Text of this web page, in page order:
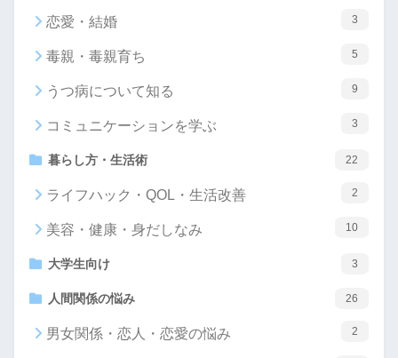
恋愛・結婚 3
毒親・毒親育ち 5
うつ病について知る 9
コミュニケーションを学ぶ 3
暮らし方・生活術 22
ライフハック・QOL・生活改善 2
美容・健康・身だしなみ 10
大学生向け 3
人間関係の悩み 26
男女関係・恋人・恋愛の悩み 2